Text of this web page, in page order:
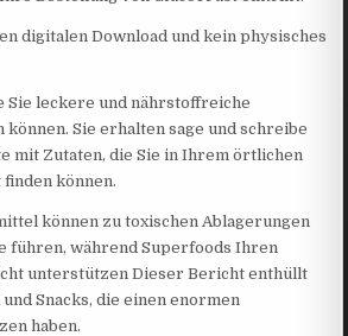
digitalen Download und kein physisches
Sie leckere und nährstoffreiche
Sie erhalten sage und schreibe
mit Zutaten, die Sie in Ihrem örtlichen
können.
können zu toxischen Ablagerungen
führen, während Superfoods Ihren
unterstützen Dieser Bericht enthüllt
Snacks, die einen enormen
haben.